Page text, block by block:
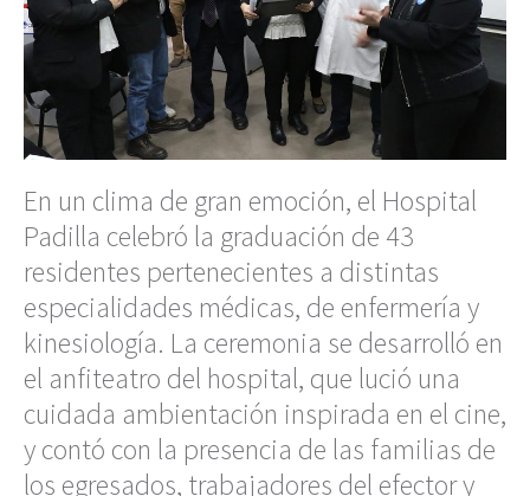
En un clima de gran emoción, el Hospital
Padilla celebró la graduación de 43
residentes pertenecientes a distintas
especialidades médicas, de enfermería y
kinesiología. La ceremonia se desarrolló en
el anfiteatro del hospital, que lució una
cuidada ambientación inspirada en el cine,
y contó con la presencia de las familias de
los egresados, trabajadores del efector y